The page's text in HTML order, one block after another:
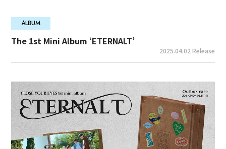
ALBUM
The 1st Mini Album ‘ETERNALT’
2025.04.02 Release